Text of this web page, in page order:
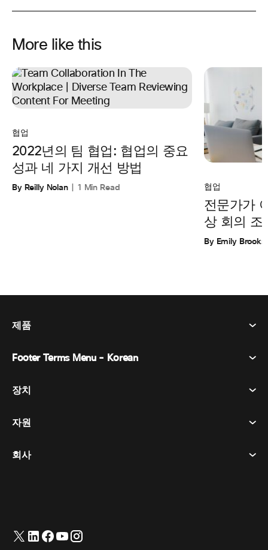
More like this
협업
2022년의 팀 협업: 협업의 중요
성과 네 가지 개선 방법
By Reilly Nolan 1 Min Read 협업
전문가가
상 회의 조
By Emily Brooks
제품
Webex Suite
메시징
이벤트
화이트보딩
Footer Terms Menu - Korean
이용약관
상표
English (영어)
장치
객실 장치
헤드셋
자원
가격
회사
지원에 문의하세요